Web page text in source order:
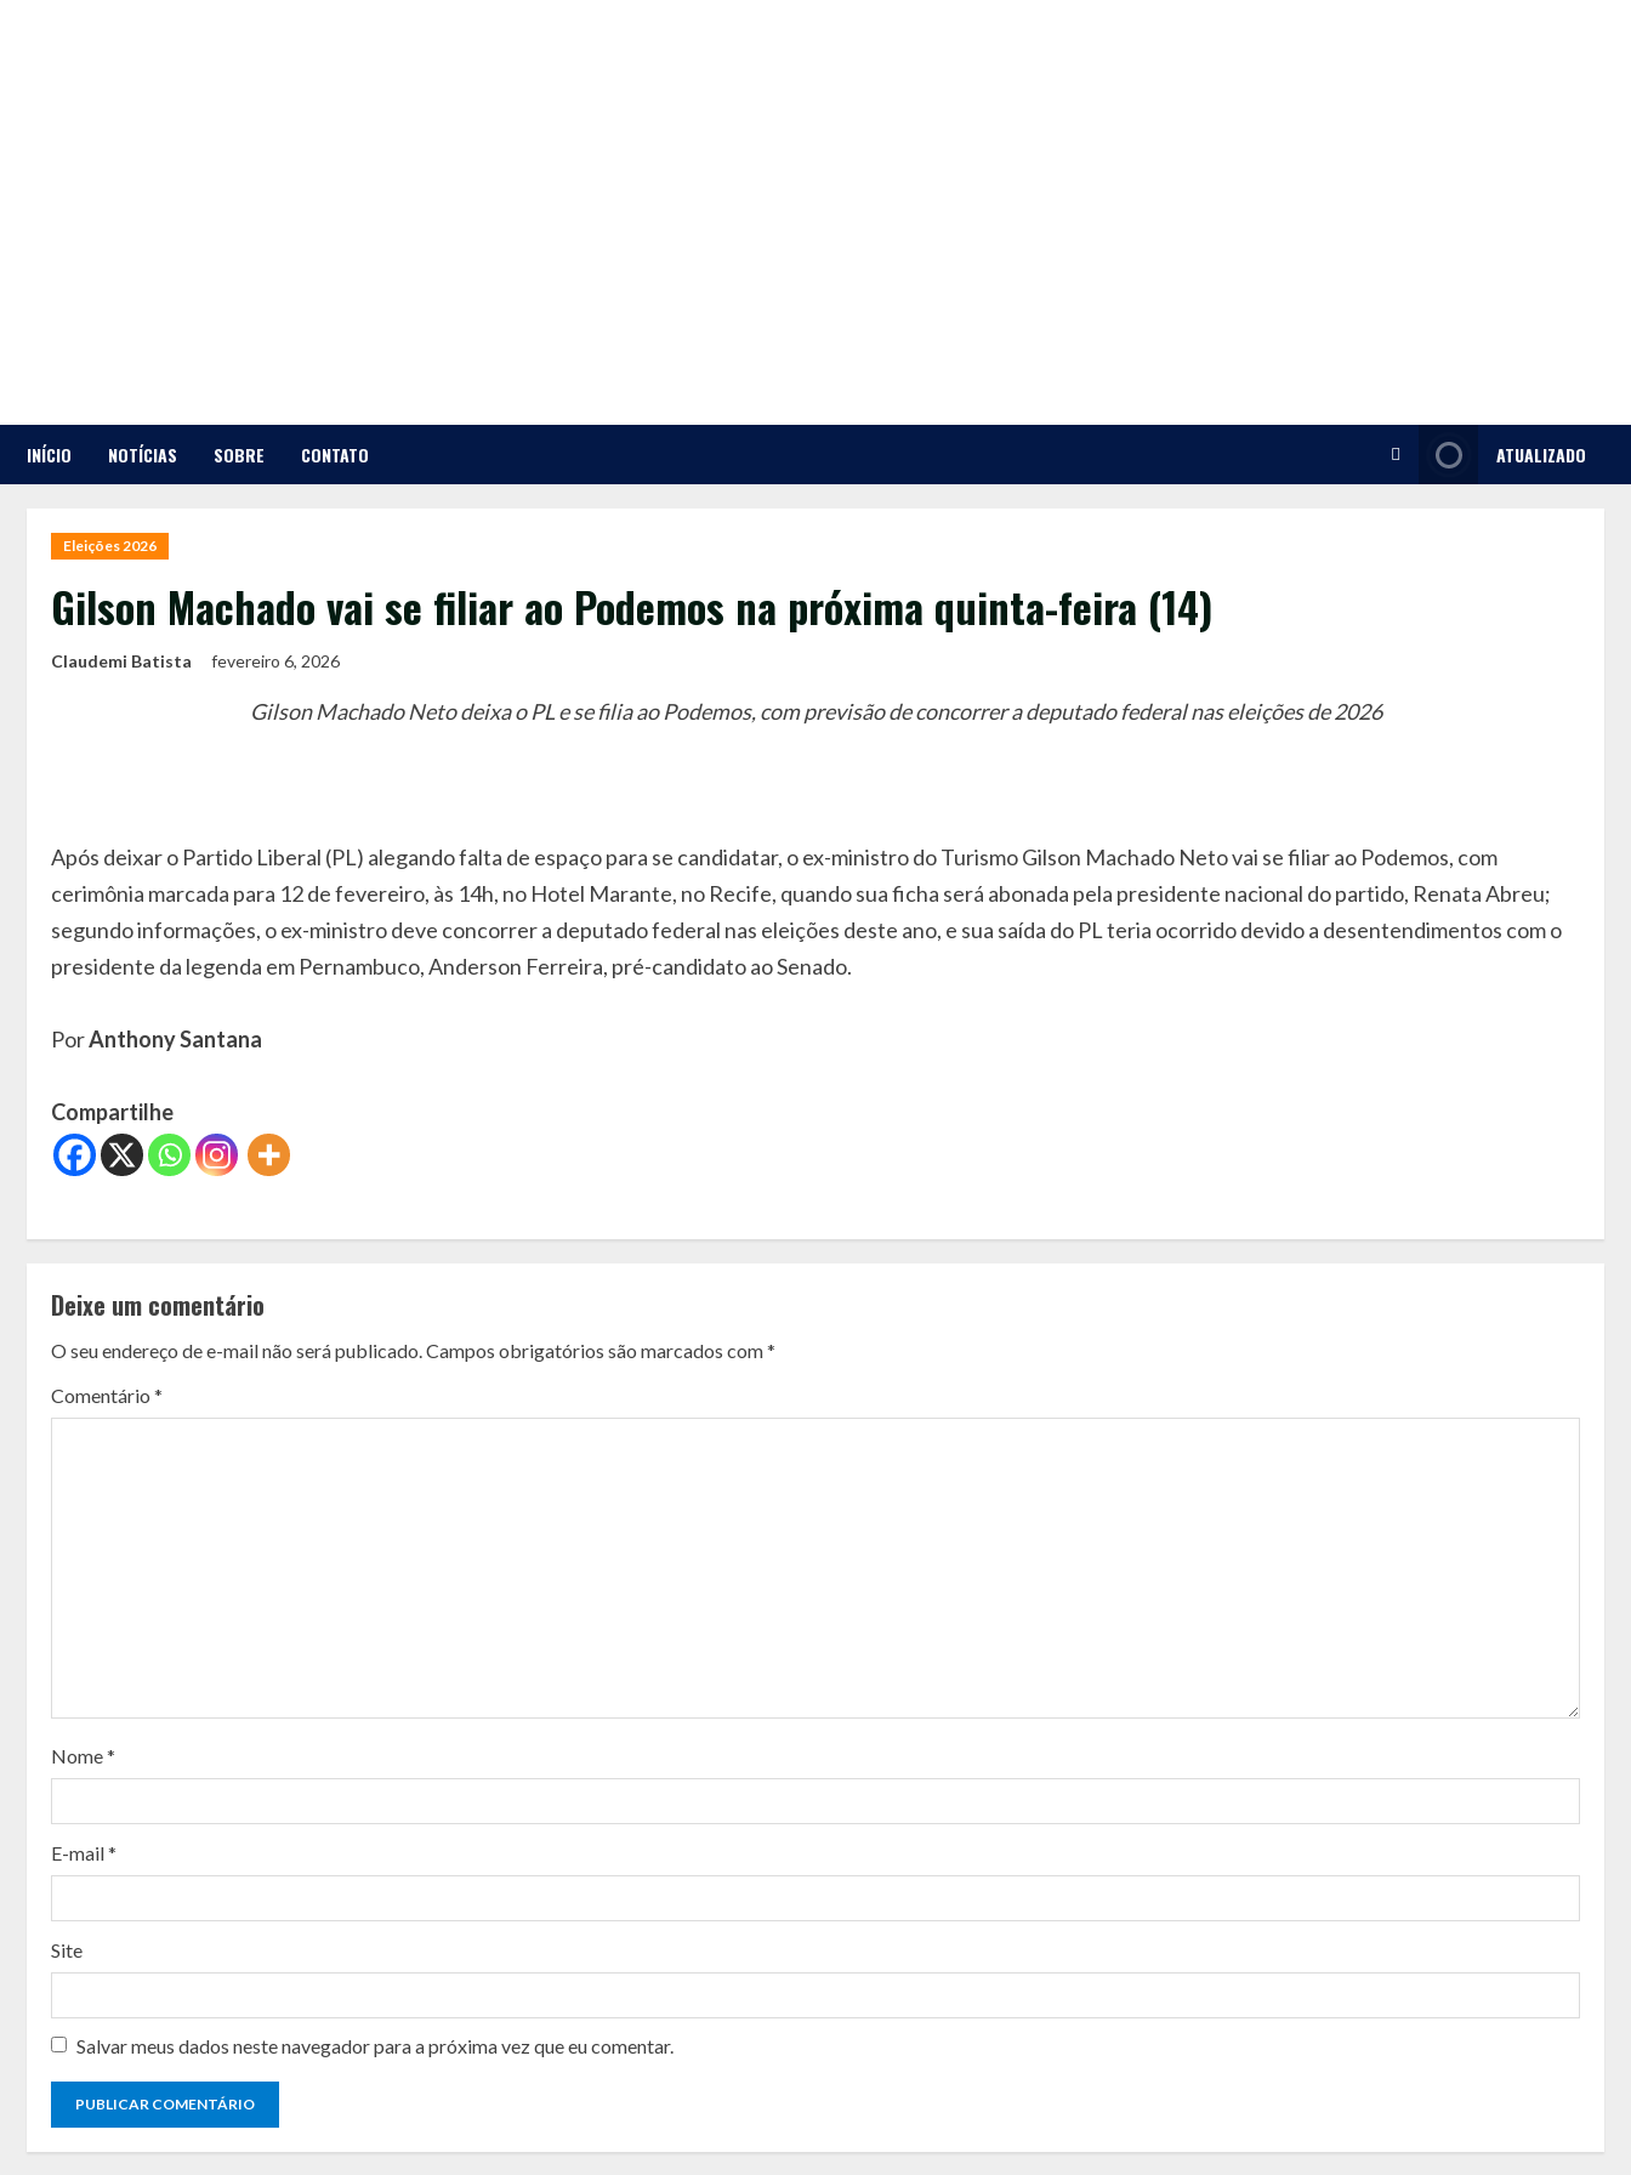
INÍCIO NOTÍCIAS SOBRE CONTATO ATUALIZADO
Eleições 2026
Gilson Machado vai se filiar ao Podemos na próxima quinta-feira (14)
Claudemi Batista fevereiro 6, 2026
Gilson Machado Neto deixa o PL e se filia ao Podemos, com previsão de concorrer a deputado federal nas eleições de 2026
Após deixar o Partido Liberal (PL) alegando falta de espaço para se candidatar, o ex-ministro do Turismo Gilson Machado Neto vai se filiar ao Podemos, com
cerimônia marcada para 12 de fevereiro, às 14h, no Hotel Marante, no Recife, quando sua ficha será abonada pela presidente nacional do partido, Renata Abreu;
segundo informações, o ex-ministro deve concorrer a deputado federal nas eleições deste ano, e sua saída do PL teria ocorrido devido a desentendimentos com o
presidente da legenda em Pernambuco, Anderson Ferreira, pré-candidato ao Senado.
PorAnthony Santana
Compartilhe
C
n
t
i
a
d
i
n
g
Deixe um comentário
O seu endereço de e-mail não será publicado. Campos obrigatórios são marcados com*
Comentário *
Nome*
E-mail*
Site
Salvar meus dados neste navegador para a próxima vez que eu comentar.